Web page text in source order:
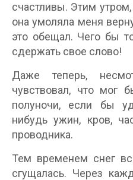
счастливы. Этим
она умоляла меня
это обещал. Чего бы
сдержать свое слово!
Даже теперь,
чувствовал, что мог
полуночи, если бы
нибудь ужин, кров,
проводника.
Тем временем снег
сгущалась. Через